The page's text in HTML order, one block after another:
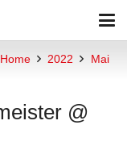
Home 2022 Mai
@